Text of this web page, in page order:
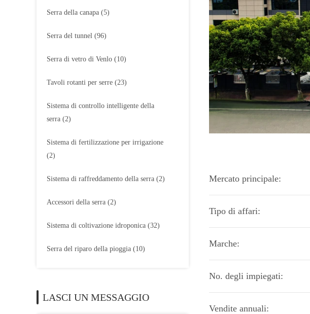
Serra della canapa (5)
Serra del tunnel (96)
Serra di vetro di Venlo (10)
Tavoli rotanti per serre (23)
Sistema di controllo intelligente della
serra (2)
Sistema di fertilizzazione per irrigazione
(2)
Sistema di raffreddamento della serra (2)
Accessori della serra (2)
Sistema di coltivazione idroponica (32)
Serra del riparo della pioggia (10)
LASCI UN MESSAGGIO
Mercato principale:
Tipo di affari:
Marche:
No. degli impiegati:
Vendite annuali: